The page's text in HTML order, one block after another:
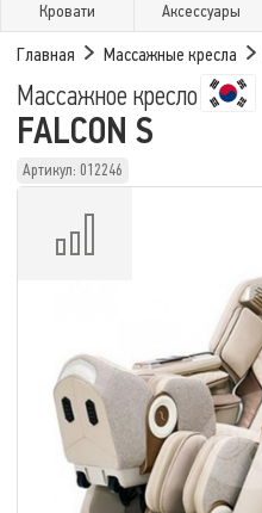
Кровати Аксессуары
Главная Массажные кресла
Массажное кресло
FALCON S
Артикул: 012246